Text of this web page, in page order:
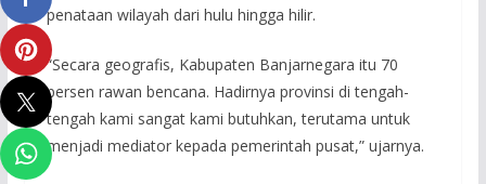
penataan wilayah dari hulu hingga hilir.
“Secara geografis, Kabupaten Banjarnegara itu 70
persen rawan bencana. Hadirnya provinsi di tengah-
tengah kami sangat kami butuhkan, terutama untuk
menjadi mediator kepada pemerintah pusat,” ujarnya.